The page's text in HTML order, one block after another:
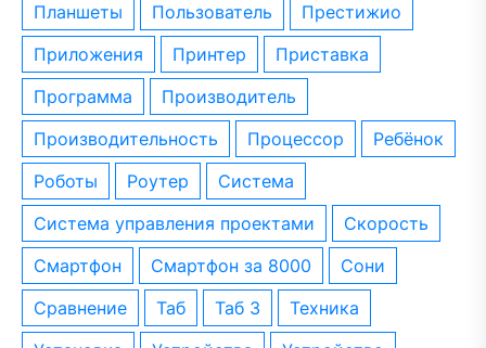
планшеты
пользователь
престижио
приложения
принтер
приставка
программа
производитель
производительность
процессор
ребёнок
роботы
роутер
система
система управления проектами
скорость
смартфон
смартфон за 8000
сони
сравнение
таб таб 3
техника